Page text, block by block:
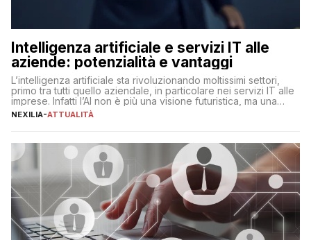
Intelligenza artificiale e servizi IT alle
aziende: potenzialità e vantaggi
L’intelligenza artificiale sta rivoluzionando moltissimi settori,
primo tra tutti quello aziendale, in particolare nei servizi IT alle
imprese. Infatti l’AI non è più una visione futuristica, ma una
realtà operativa che sta portando a un cambio significativo in
operazioni, bensì comporta […]
NEXILIA-ATTUALITÀ